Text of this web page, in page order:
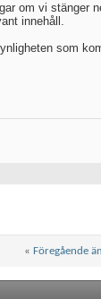
om vi
innehåll.
som
« Föregående